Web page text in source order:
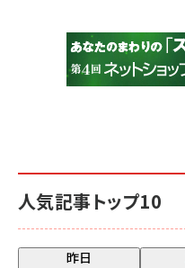
人気記事トップ10
昨日